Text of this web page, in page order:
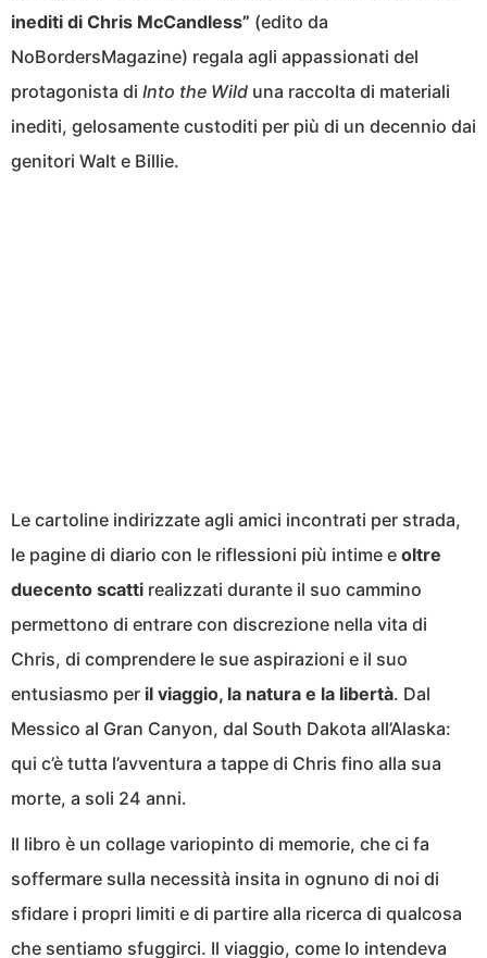
inediti di Chris McCandless” (edito da
NoBordersMagazine) regala agli appassionati del
protagonista di Into the Wild una raccolta di materiali
inediti, gelosamente custoditi per più di un decennio dai
genitori Walt e Billie.
Le cartoline indirizzate agli amici incontrati per strada,
le pagine di diario con le riflessioni più intime e oltre
duecento scatti realizzati durante il suo cammino
permettono di entrare con discrezione nella vita di
Chris, di comprendere le sue aspirazioni e il suo
entusiasmo per il viaggio, la natura e la libertà. Dal
Messico al Gran Canyon, dal South Dakota all’Alaska:
qui c’è tutta l’avventura a tappe di Chris fino alla sua
morte, a soli 24 anni.
Il libro è un collage variopinto di memorie, che ci fa
soffermare sulla necessità insita in ognuno di noi di
sfidare i propri limiti e di partire alla ricerca di qualcosa
che sentiamo sfuggirci. Il viaggio, come lo intendeva